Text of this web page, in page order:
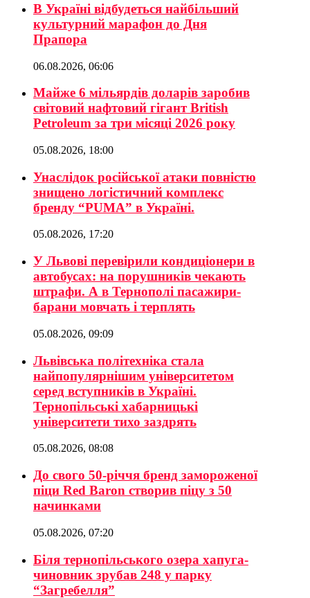
В Україні відбудеться найбільший
культурний марафон до Дня
Прапора
06.08.2026, 06:06
Майже 6 мільярдів доларів заробив
світовий нафтовий гігант British
Petroleum за три місяці 2026 року
05.08.2026, 18:00
Унаслідок російської атаки повністю
знищено логістичний комплекс
бренду “PUMA” в Україні.
05.08.2026, 17:20
У Львові перевірили кондиціонери в
автобусах: на порушників чекають
штрафи. А в Тернополі пасажири-
барани мовчать і терплять
05.08.2026, 09:09
Львівська політехніка стала
найпопулярнішим університетом
серед вступників в Україні.
Тернопільські хабарницькі
університети тихо заздрять
05.08.2026, 08:08
До свого 50-річчя бренд замороженої
піци Red Baron створив піцу з 50
начинками
05.08.2026, 07:20
Біля тернопільського озера хапуга-
чиновник зрубав 248 у парку
“Загребелля”